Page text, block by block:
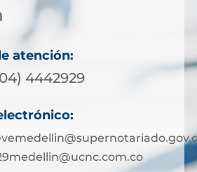
atención:
4442929